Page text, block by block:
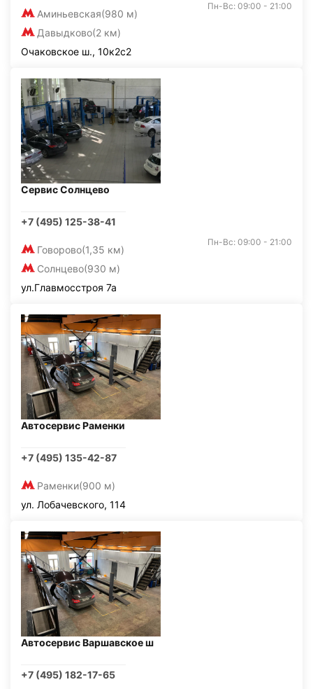
Аминьевская(980 м)
Давыдково(2 км)
Пн-Вс: 09:00 - 21:00
Очаковское ш., 10к2с2
Сервис Солнцево
+7 (495) 125-38-41
Говорово(1,35 км)
Солнцево(930 м)
Пн-Вс: 09:00 - 21:00
ул.Главмосстроя 7а
Автосервис Раменки
+7 (495) 135-42-87
Раменки(900 м)
ул. Лобачевского, 114
Автосервис Варшавское ш
+7 (495) 182-17-65